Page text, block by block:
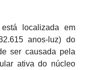
localizada em
anos-luz) do
ser causada pela
ativa do núcleo